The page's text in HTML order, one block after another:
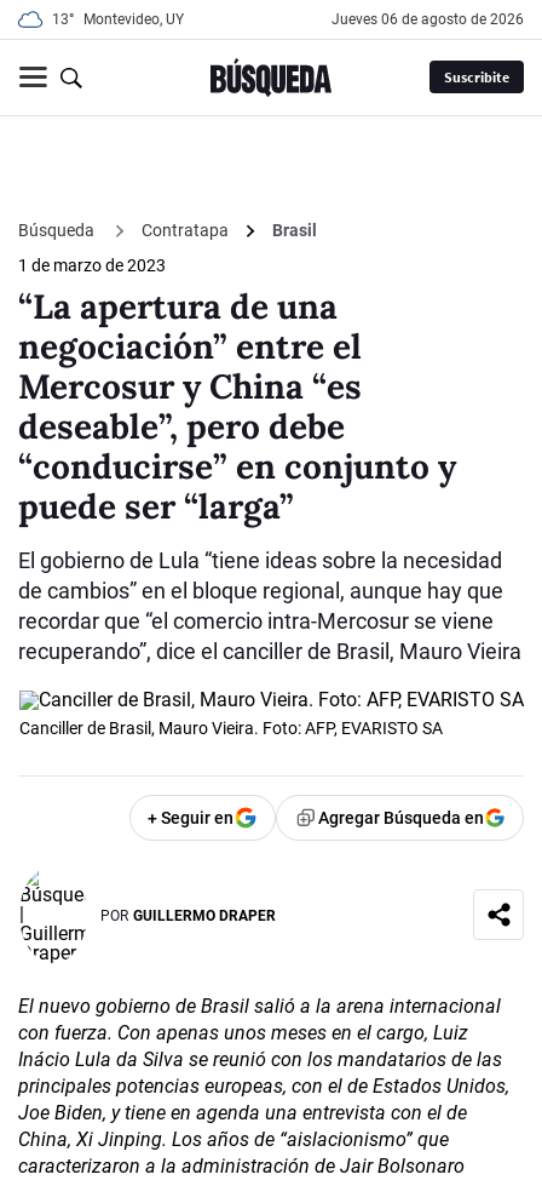
13° Montevideo, UY jueves 06 de agosto de 2026
Suscribite
Búsqueda Contratapa
Brasil
1 de marzo de 2023
“La apertura de una
negociación” entre el
Mercosur y China “es
deseable”, pero debe
“conducirse” en conjunto y
puede ser “larga”
El gobierno de Lula “tiene ideas sobre la necesidad
de cambios” en el bloque regional, aunque hay que
recordar que “el comercio intra-Mercosur se viene
recuperando”, dice el canciller de Brasil, Mauro Vieira
Canciller de Brasil, Mauro Vieira. Foto: AFP, EVARISTO SA
+ Seguir en Agregar Búsqueda en
POR GUILLERMO DRAPER
El nuevo gobierno de Brasil salió a la arena internacional
con fuerza. Con apenas unos meses en el cargo, Luiz
Inácio Lula da Silva se reunió con los mandatarios de las
principales potencias europeas, con el de Estados Unidos,
Joe Biden, y tiene en agenda una entrevista con el de
China, Xi Jinping. Los años de “aislacionismo” que
caracterizaron a la administración de Jair Bolsonaro